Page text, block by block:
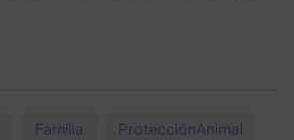
Familia ProtecciónAnimal